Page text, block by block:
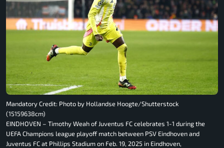
Mandatory Credit: Photo by Hollandse Hoogte/Shutterstock
(15159638cm)
EINDHOVEN – Timothy Weah of Juventus FC celebrates 1-1 during the
UEFA Champions league playoff match between PSV Eindhoven and
Juventus FC at Phillips Stadium on Feb. 19, 2025 in Eindhoven,